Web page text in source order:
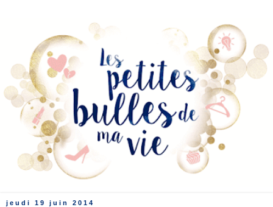
jeudi 19 juin 2014